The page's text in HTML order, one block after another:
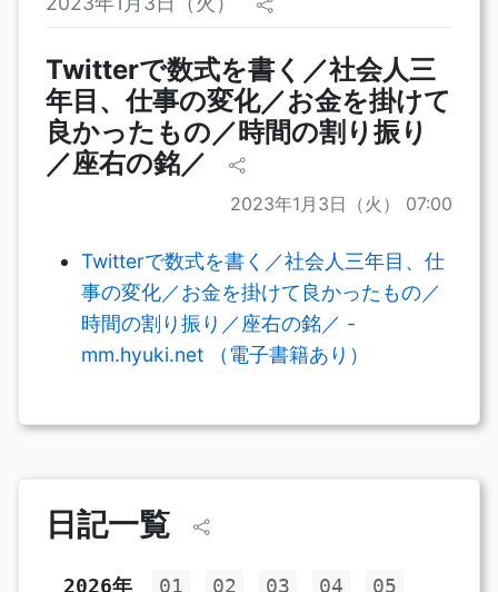
Twitterで数式を書く／社会人三
年目、仕事の変化／お金を掛けて
良かったもの／時間の割り振り
／座右の銘／
2023年1月3日（火） 07:00
Twitterで数式を書く／社会人三年目、仕
事の変化／お金を掛けて良かったもの／
時間の割り振り／座右の銘／ -
mm.hyuki.net （電子書籍あり）
日記一覧
2026年 01 02 03 04
05